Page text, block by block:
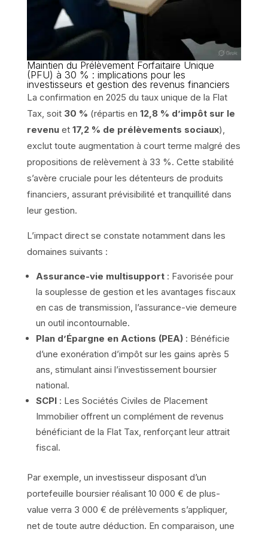
Maintien du Prélèvement Forfaitaire Unique
(PFU) à 30 % : implications pour les
investisseurs et gestion des revenus financiers
La confirmation en 2025 du taux unique de la Flat
Tax, soit 30 % (répartis en 12,8 % d’impôt sur le
revenuet 17,2 % de prélèvements sociaux),
exclut toute augmentation à court terme malgré des
propositions de relèvement à 33 %. Cette stabilité
s’avère cruciale pour les détenteurs de produits
financiers, assurant prévisibilité et tranquillité dans
leur gestion.
L’impact direct se constate notamment dans les
domaines suivants :
Assurance-vie multisupport: Favorisée pour
la souplesse de gestion et les avantages fiscaux
en cas de transmission, l’assurance-vie demeure
un outil incontournable.
Plan d’Épargne en Actions (PEA): Bénéficie
d’une exonération d’impôt sur les gains après 5
ans, stimulant ainsi l’investissement boursier
national.
SCPI: Les Sociétés Civiles de Placement
Immobilier offrent un complément de revenus
bénéficiant de la Flat Tax, renforçant leur attrait
fiscal.
Par exemple, un investisseur disposant d’un
portefeuille boursier réalisant 10 000 € de plus-
value verra 3 000 € de prélèvements s’appliquer,
net de toute autre déduction. En comparaison, une